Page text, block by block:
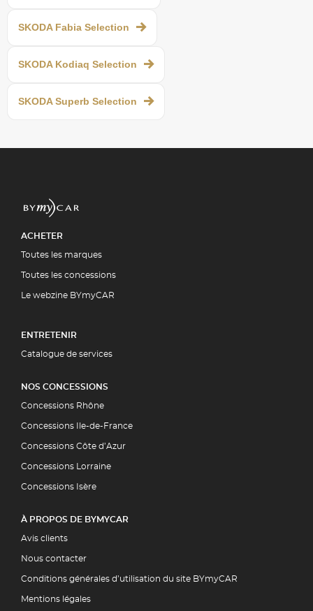
SKODA Fabia Selection
SKODA Kodiaq Selection
SKODA Superb Selection
ACHETER
Toutes les marques
Toutes les concessions
Le webzine BYmyCAR
ENTRETENIR
Catalogue de services
NOS CONCESSIONS
Concessions Rhône
Concessions Ile-de-France
Concessions Côte d’Azur
Concessions Lorraine
Concessions Isère
À PROPOS DE BYMYCAR
Avis clients
Nous contacter
Conditions générales d’utilisation du site BYmyCAR
Mentions légales